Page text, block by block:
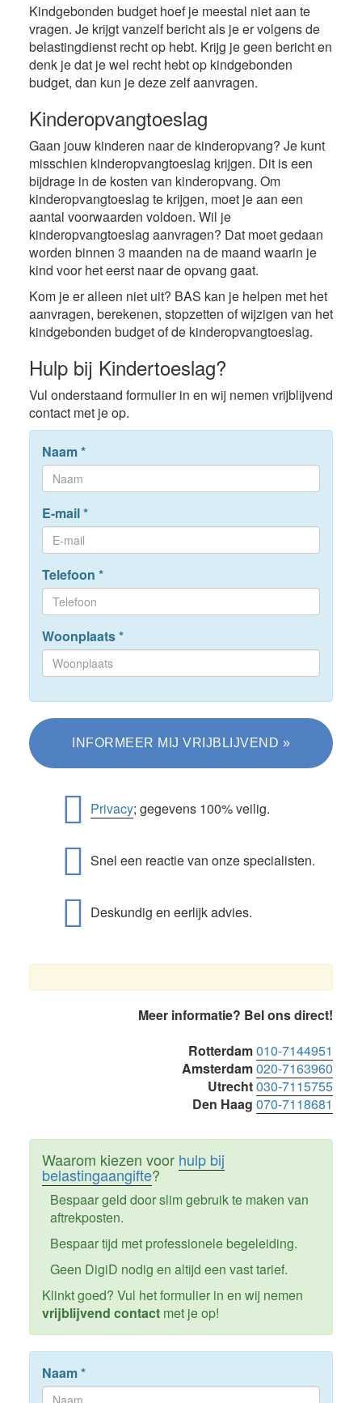
Kindgebonden budget hoef je meestal niet aan te
vragen. Je krijgt vanzelf bericht als je er volgens de
belastingdienst recht op hebt. Krijg je geen bericht en
denk je dat je wel recht hebt op kindgebonden
budget, dan kun je deze zelf aanvragen.
Kinderopvangtoeslag
Gaan jouw kinderen naar de kinderopvang? Je kunt
misschien kinderopvangtoeslag krijgen. Dit is een
bijdrage in de kosten van kinderopvang. Om
kinderopvangtoeslag te krijgen, moet je aan een
aantal voorwaarden voldoen. Wil je
kinderopvangtoeslag aanvragen? Dat moet gedaan
worden binnen 3 maanden na de maand waarin je
kind voor het eerst naar de opvang gaat.
Kom je er alleen niet uit? BAS kan je helpen met het
aanvragen, berekenen, stopzetten of wijzigen van het
kindgebonden budget of de kinderopvangtoeslag.
Hulp bij Kindertoeslag?
Vul onderstaand formulier in en wij nemen vrijblijvend
contact met je op.
Naam*
E-mail*
Telefoon *
Woonplaats*
Privacy; gegevens 100% veilig.
Snel een reactie van onze specialisten.
Deskundig en eerlijk advies.
Meer informatie? Bel ons direct!
Rotterdam010-7144951
Amsterdam020-7163960
Utrecht030-7115755
Den Haag 070-7118681
Waarom kiezen voor hulp bij
belastingaangifte?
Bespaar geld door slim gebruik te maken van
aftrekposten.
Bespaar tijd met professionele begeleiding.
Geen DigiD nodig en altijd een vast tarief.
Klinkt goed? Vul het formulier in en wij nemen
vrijblijvend contactmet je op!
Naam*